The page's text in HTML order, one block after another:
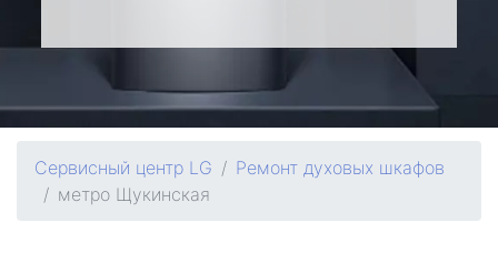
Сервисный центр LG
Ремонт духовых шкафов
метро Щукинская